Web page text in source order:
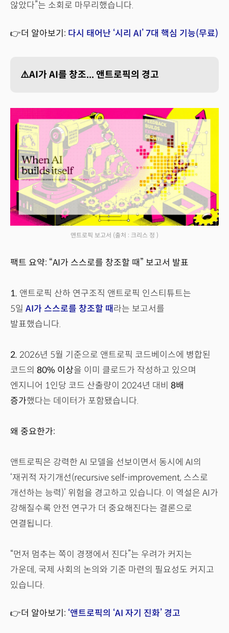
않았다”는 소회로 마무리했습니다.
👉더 알아보기: 다시 태어난 ‘시리 AI’ 7대 핵심 기능(무료)
⚠️AI가 AI를 창조... 앤트로픽의 경고
앤트로픽 보고서 (출처 : 크리스 정 )
팩트 요약: “AI가 스스로를 창조할 때” 보고서 발표
1. 앤트로픽 산하 연구조직 앤트로픽 인스티튜트는
5일 AI가 스스로를 창조할 때라는 보고서를
발표했습니다.
2. 2026년 5월 기준으로 앤트로픽 코드베이스에 병합된
코드의 80% 이상을 이미 클로드가 작성하고 있으며
엔지니어 1인당 코드 산출량이 2024년 대비 8배
증가했다는 데이터가 포함됐습니다.
왜 중요한가:
앤트로픽은 강력한 AI 모델을 선보이면서 동시에 AI의
‘재귀적 자기개선(recursive self-improvement, 스스로
개선하는 능력)’ 위험을 경고하고 있습니다. 이 역설은 AI가
강해질수록 안전 연구가 더 중요해진다는 결론으로
연결됩니다.
“먼저 멈추는 쪽이 경쟁에서 진다”는 우려가 커지는
가운데, 국제 사회의 논의와 기준 마련의 필요성도 커지고
있습니다.
👉더 알아보기: ‘앤트로픽의 ‘AI 자기 진화’ 경고